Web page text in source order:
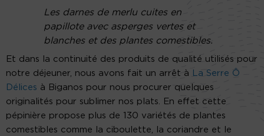
Les darnes de merlu cuites en
papillote avec asperges vertes et
blanches et des plantes comestibles.
Et dans la continuité des produits de qualité utilisés pour
notre déjeuner, nous avons fait un arrêt à La Serre Ô
Délices à Biganos pour nous procurer quelques
originalités pour sublimer nos plats. En effet cette
pépinière propose plus de 130 variétés de plantes
comestibles comme la ciboulette, la coriandre et le